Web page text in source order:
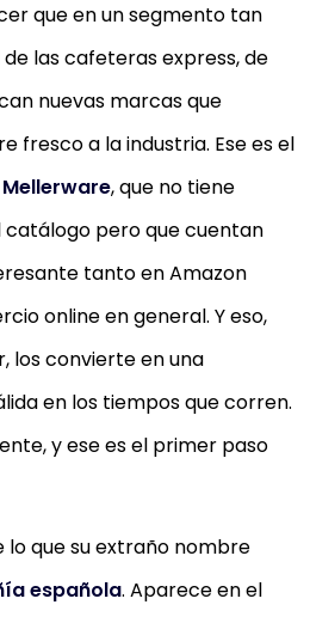
que en un segmento tan
las cafeteras express, de
nuevas marcas que
fresco a la industria. Ese es el
, que no tiene
catálogo pero que cuentan
tanto en Amazon
online en general. Y eso,
los convierte en una
en los tiempos que corren.
y ese es el primer paso
lo que su extraño nombre
española. Aparece en el